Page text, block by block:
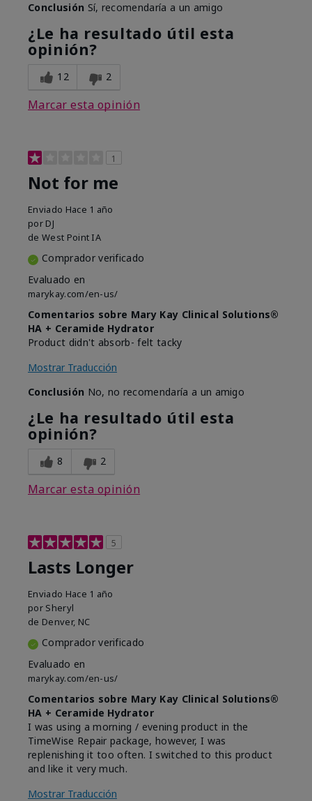
Conclusión Sí, recomendaría a un amigo
¿Le ha resultado útil esta
opinión?
12 2
Marcar esta opinión
1
Not for me
Enviado Hace 1 año
por DJ
de West Point IA
Comprador verificado
Evaluado en
marykay.com/en-us/
Comentarios sobre Mary Kay Clinical Solutions®
HA + Ceramide Hydrator
Product didn't absorb- felt tacky
Mostrar Traducción
Conclusión No, no recomendaría a un amigo
¿Le ha resultado útil esta
opinión?
8 2
Marcar esta opinión
5
Lasts Longer
Enviado Hace 1 año
por Sheryl
de Denver, NC
Comprador verificado
Evaluado en
marykay.com/en-us/
Comentarios sobre Mary Kay Clinical Solutions®
HA + Ceramide Hydrator
I was using a morning / evening product in the
TimeWise Repair package, however, I was
replenishing it too often. I switched to this product
and like it very much.
Mostrar Traducción